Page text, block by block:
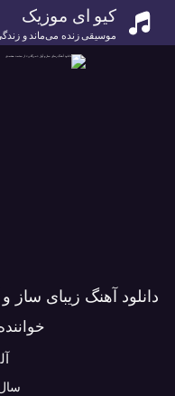
کیو ای موزیک
موسیقی زنده می‌ماند و
دانلود آهنگ زیبای